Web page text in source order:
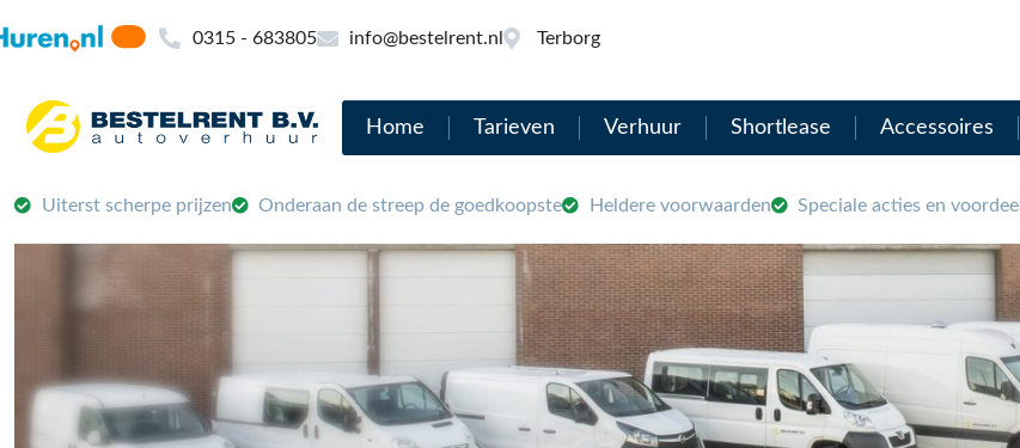
0315 - 683805 info@bestelrent.nl Terborg
Home Tarieven Verhuur Shortlease Accessoires
Uiterst scherpe prijzen Onderaan de streep de goedkoopste Heldere voorwaarden Speciale acties en voordeel